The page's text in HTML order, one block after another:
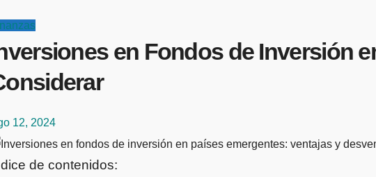
en Fondos de Inversión
12, 2024
de contenidos: